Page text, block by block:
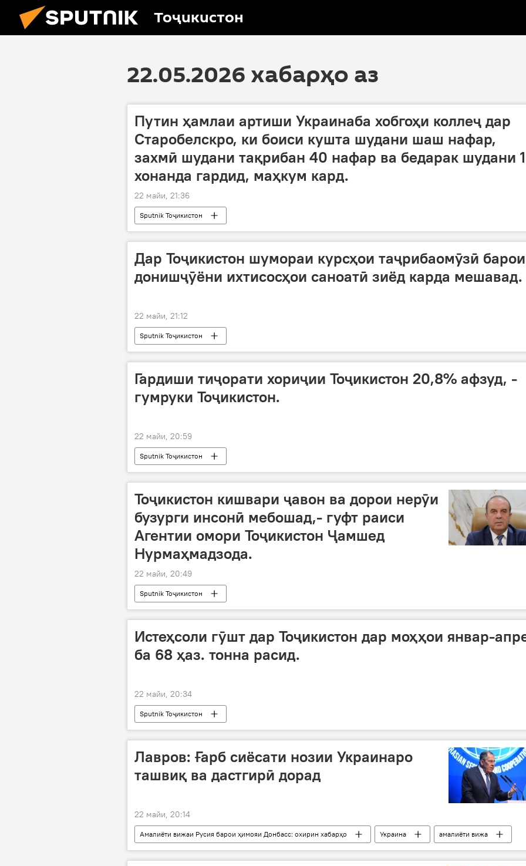
Тоҷикистон
22.05.2026 хабарҳо аз
Путин ҳамлаи артиши Украинаба хобгоҳи коллеҷ дар
Старобелскро, ки боиси кушта шудани шаш нафар,
захмӣ шудани тақрибан 40 нафар ва бедарак шудани
хонанда гардид, маҳкум кард.
22 майи, 21:36
Sputnik Тоҷикистон
Дар Тоҷикистон шумораи курсҳои таҷрибаомӯзӣ барои
донишҷӯёни ихтисосҳои саноатӣ зиёд карда мешавад.
22 майи, 21:12
Sputnik Тоҷикистон
Гардиши тиҷорати хориҷии Тоҷикистон 20,8% афзуд, -
гумруки Тоҷикистон.
22 майи, 20:59
Sputnik Тоҷикистон
Тоҷикистон кишвари ҷавон ва дорои нерӯи
бузурги инсонӣ мебошад,- гуфт раиси
Агентии омори Тоҷикистон Ҷамшед
Нурмаҳмадзода.
22 майи, 20:49
Sputnik Тоҷикистон
Истеҳсоли гӯшт дар Тоҷикистон дар моҳҳои январ-
ба 68 ҳаз. тонна расид.
22 майи, 20:34
Sputnik Тоҷикистон
Лавров: Ғарб сиёсати нозии Украинаро
ташвиқ ва дастгирӣ дорад
22 майи, 20:14
Амалиёти вижаи Русия барои ҳимояи Донбасс: охирин хабарҳо Украина
амалиёти вижа
низоъ
Сергей Лавров нозӣ Сиёсат Ғарб